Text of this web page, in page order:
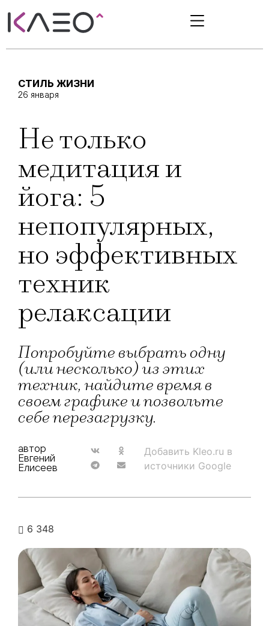
СТИЛЬ ЖИЗНИ
26 января
Не только
медитация и
йога: 5
непопулярных,
но эффективных
техник
релаксации
Попробуйте выбрать одну
(или несколько) из этих
техник, найдите время в
своем графике и позвольте
себе перезагрузку.
автор
Евгений
Елисеев
Добавить Kleo.ru в
источники Google
6 348